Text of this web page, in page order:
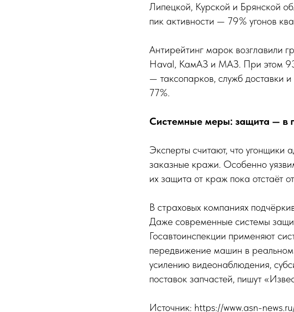
Липецкой, Курской и Брянской
пик активности — 79% угонов
Антирейтинг марок возглавили
Haval, КамАЗ и МАЗ. При этом
— таксопарков, служб доставки
77%.
Системные меры: защита — в
Эксперты считают, что
заказные кражи. Особенно
их защита от краж пока отстаёт
В страховых компаниях
Даже современные системы
Госавтоинспекции применяют
передвижение машин в
усилению видеонаблюдения,
поставок запчастей, пишут
Источник: https://www.asn-